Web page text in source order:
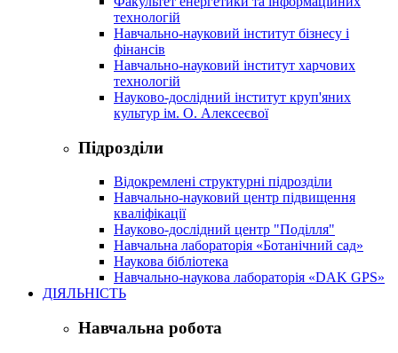
технологій
Навчально-науковий інститут бізнесу і
фінансів
Навчально-науковий інститут харчових
технологій
Науково-дослідний інститут круп'яних
культур ім. О. Алексеєвої
Підрозділи
Відокремлені структурні підрозділи
Навчально-науковий центр підвищення
кваліфікації
Науково-дослідний центр "Поділля"
Навчальна лабораторія «Ботанічний сад»
Наукова бібліотека
Навчально-наукова лабораторія «DAK GPS»
ДІЯЛЬНІСТЬ
Навчальна робота